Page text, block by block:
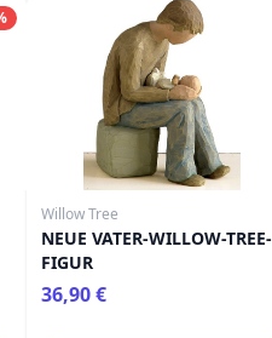
Willow Tree
NEUE VATER-WILLOW-TREE-
FIGUR
36,90 €